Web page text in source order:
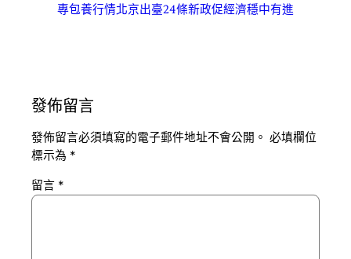
專包養行情北京出臺24條新政促經濟穩中有進
發佈留言
發佈留言必須填寫的電子郵件地址不會公開。 必填欄位
標示為 *
留言 *